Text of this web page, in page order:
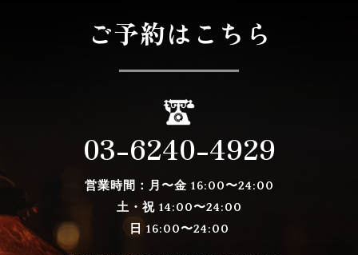
ご予約はこちら
03-6240-4929
営業時間：月〜金 16:00〜24:00
土・祝 14:00〜24:00
日 16:00〜24:00